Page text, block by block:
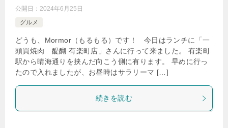
公開日： 2024年6月25日
グルメ
どうも、Mormor（もるもる）です！ 今日はランチに「一
頭買焼肉 醍醐 有楽町店」さんに行って来ました。 有楽町
駅から晴海通りを挟んだ向こう側に有ります。 早めに行っ
たので入れましたが、お昼時はサラリーマ […]
続きを読む